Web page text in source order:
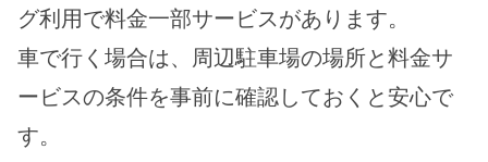
グ利用で料金一部サービスがあります。
車で行く場合は、周辺駐車場の場所と料金サ
ービスの条件を事前に確認しておくと安心で
す。